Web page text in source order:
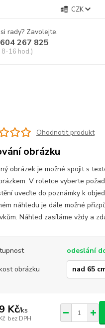
CZK
rady? Zavolejte.
267 825
8-16 hod.)
Ohodnotit produkt
obrázku
obrázek je možné spojit s
V roletce vyberte
uveďte do poznámky k
náhledu je dále možné
Náhled zasíláme vždy a
odeslání
obrázku
Kč/ks
bez DPH